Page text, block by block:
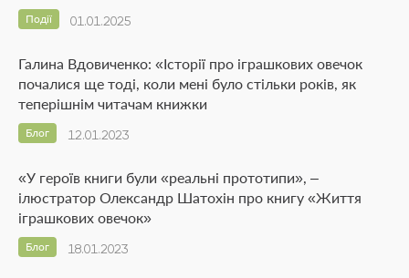
01.01.2025
Події
Галина Вдовиченко: «Історії про іграшкових овечок
почалися ще тоді, коли мені було стільки років, як
теперішнім читачам книжки
12.01.2023
Блог
«У героїв книги були «реальні прототипи», –
ілюстратор Олександр Шатохін про книгу «Життя
іграшкових овечок»
18.01.2023
Блог